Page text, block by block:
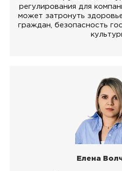
регулирования для
может затронуть
граждан, безопасность
Елена